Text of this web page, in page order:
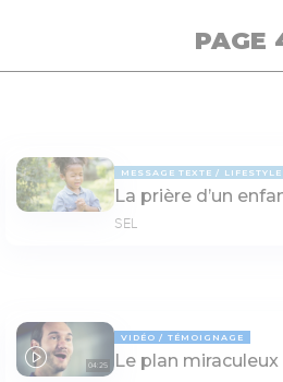
PAGE
MESSAGE TEXTE LIFESTYLE
La prière d’un
SEL
04:25
VIDÉO TÉMOIGNAGE
Le plan miraculeux